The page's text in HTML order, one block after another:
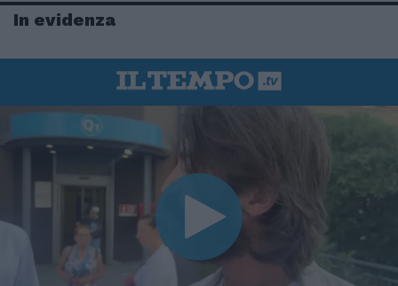
In evidenza